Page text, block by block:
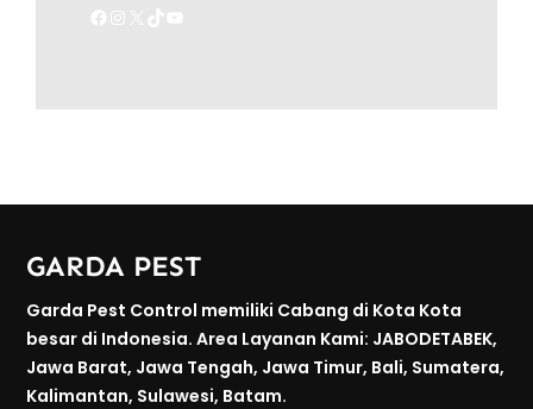
Facebook Instagram TikTok YouTube
GARDA PEST
Garda Pest Control memiliki Cabang di Kota Kota
besar di Indonesia. Area Layanan Kami: JABODETABEK,
Jawa Barat, Jawa Tengah, Jawa Timur, Bali, Sumatera,
Kalimantan, Sulawesi, Batam.